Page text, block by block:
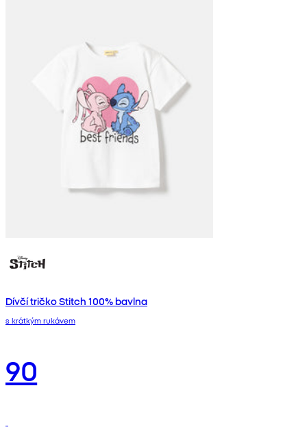
Dívčí tričko Stitch 100% bavlna
s krátkým rukávem
90